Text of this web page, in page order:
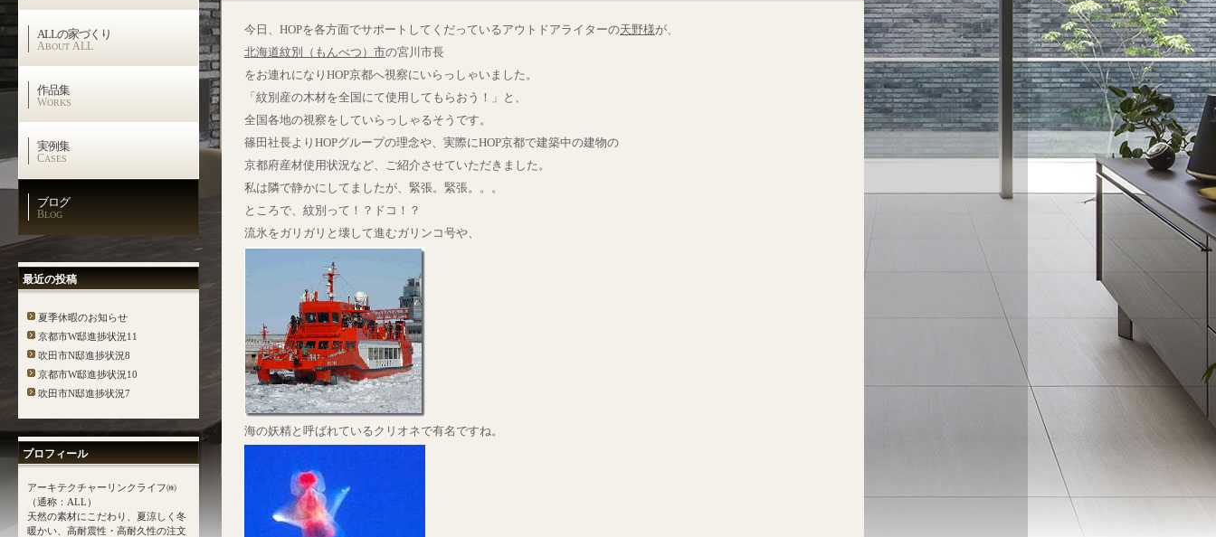
ALLの家づくり
ABOUT ALL
作品集
WORKS
実例集
CASES
ブログ
BLOG
最近の投稿
夏季休暇のお知らせ
京都市W邸進捗状況11
吹田市N邸進捗状況8
京都市W邸進捗状況10
吹田市N邸進捗状況7
プロフィール
アーキテクチャーリンクライフ㈱
（通称：ALL）
天然の素材にこだわり、夏涼しく冬
暖かい、高耐震性・高耐久性の注文
今日、HOPを各方面でサポートしてくだっているアウトドアライターの天野様が、
北海道紋別（もんべつ）市の宮川市長
をお連れになりHOP京都へ視察にいらっしゃいました。
「紋別産の木材を全国にて使用してもらおう！」と、
全国各地の視察をしていらっしゃるそうです。
篠田社長よりHOPグループの理念や、実際にHOP京都で建築中の建物の
京都府産材使用状況など、ご紹介させていただきました。
私は隣で静かにしてましたが、緊張。緊張。。。
ところで、紋別って！？ドコ！？
流氷をガリガリと壊して進むガリンコ号や、
海の妖精と呼ばれているクリオネで有名ですね。